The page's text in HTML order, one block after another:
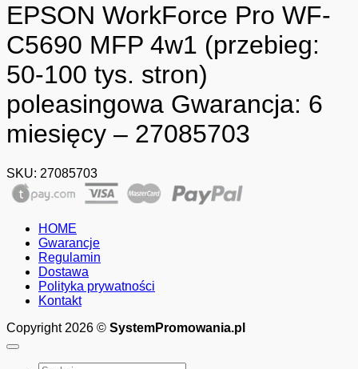
EPSON WorkForce Pro WF-
C5690 MFP 4w1 (przebieg:
50-100 tys. stron)
poleasingowa Gwarancja: 6
miesięcy – 27085703
SKU: 27085703
HOME
Gwarancje
Regulamin
Dostawa
Polityka prywatności
Kontakt
Copyright 2026 © SystemPromowania.pl